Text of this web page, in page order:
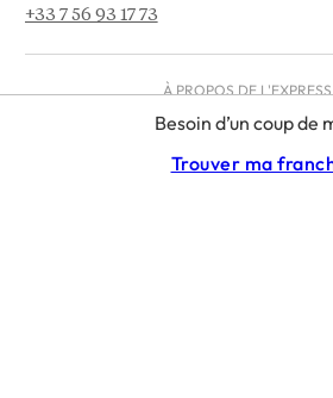
Besoin d’un coup de
Trouver ma
+33 7 56 93 17 73
À PROPOS DE
pour la franchise en France. Notre
pratiques sur le secteur. On y trouve des
ainsi que des repères juridiques et